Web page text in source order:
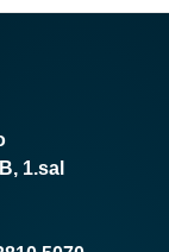
1.sal